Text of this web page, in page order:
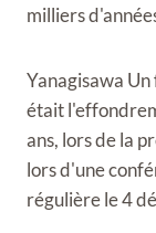
milliers
Yanagisawa Un
était
ans, lors de la
lors d'une
régulière le 4